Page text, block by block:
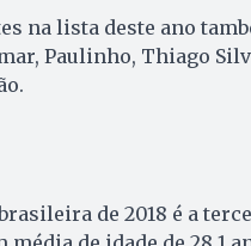
na lista deste ano
Paulinho, Thiago
de 2018 é a